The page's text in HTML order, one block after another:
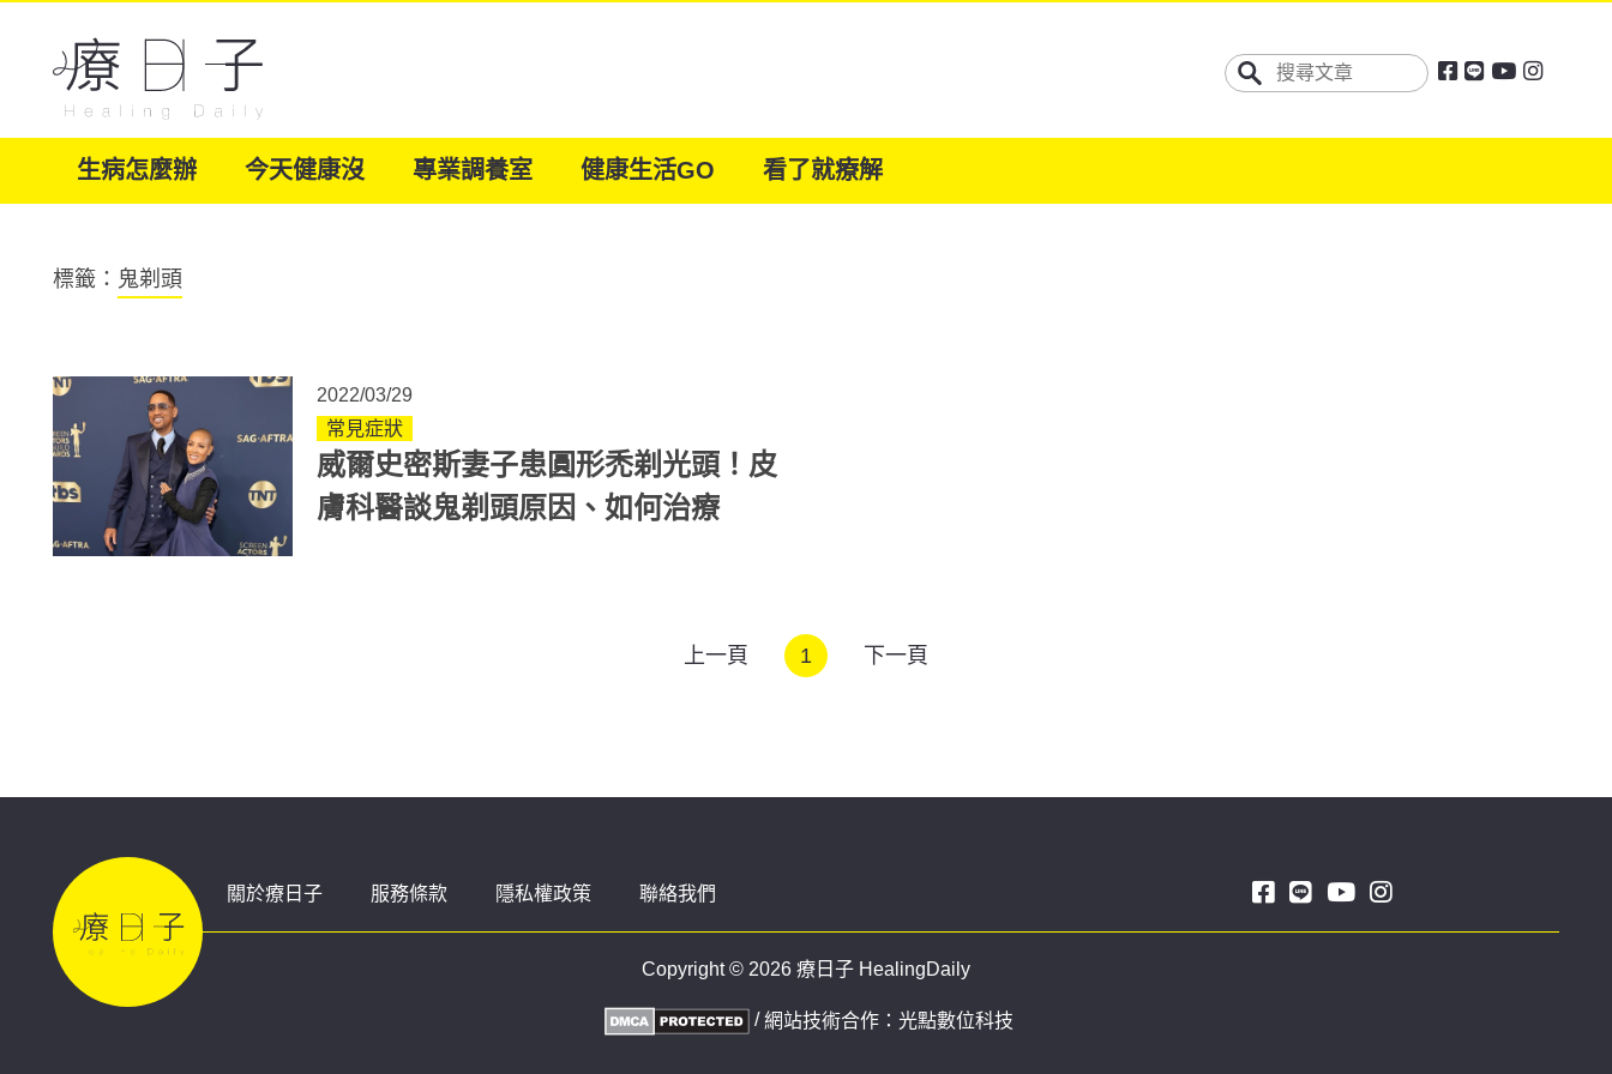
生病怎麼辦 今天健康沒 專業調養室 健康生活GO 看了就療解
標籤： 鬼剃頭
2022/03/29
常見症狀
威爾史密斯妻子患圓形禿剃光頭！皮
膚科醫談鬼剃頭原因、如何治療
上一頁 1 下一頁
關於療日子 服務條款 隱私權政策 聯絡我們
Copyright © 2026 療日子 HealingDaily
/網站技術合作： 光點數位科技